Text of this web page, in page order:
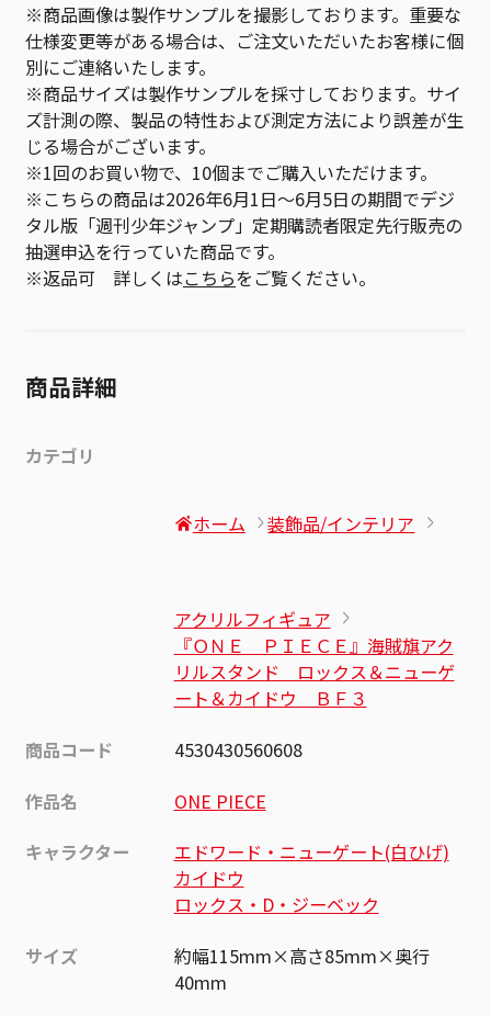
※商品画像は製作サンプルを撮影しております。重要な
仕様変更等がある場合は、ご注文いただいたお客様に個
別にご連絡いたします。
※商品サイズは製作サンプルを採寸しております。サイ
ズ計測の際、製品の特性および測定方法により誤差が生
じる場合がございます。
※1回のお買い物で、10個までご購入いただけます。
※こちらの商品は2026年6月1日～6月5日の期間でデジ
タル版「週刊少年ジャンプ」定期購読者限定先行販売の
抽選申込を行っていた商品です。
※返品可 詳しくはこちらをご覧ください。
商品詳細
カテゴリ
ホーム 装飾品/インテリア
アクリルフィギュア
『ＯＮＥ ＰＩＥＣＥ』海賊旗アク
リルスタンド ロックス＆ニューゲ
ート＆カイドウ ＢＦ３
商品コード
4530430560608
作品名
ONE PIECE
キャラクター
エドワード・ニューゲート(白ひげ)
カイドウ
ロックス・D・ジーベック
サイズ
約幅115mm×高さ85mm×奥行
40mm